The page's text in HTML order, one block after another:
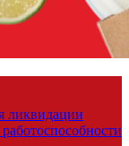
ликвидации